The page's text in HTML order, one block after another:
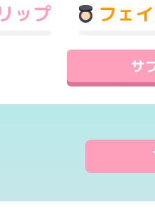
ップ フェ
サ